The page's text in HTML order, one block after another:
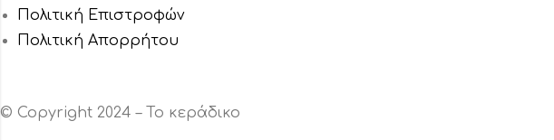
Πολιτική Επιστροφών
Πολιτική Aπορρήτου
© Copyright 2024 – Το κεράδικο